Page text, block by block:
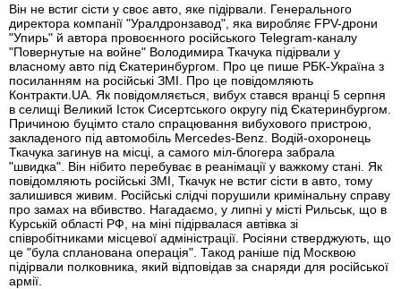
Він не встиг сісти у своє авто, яке підірвали. Генерального
директора компанії "Уралдронзавод", яка виробляє FPV-дрони
"Упирь" й автора провоєнного російського Telegram-каналу
"Повернутые на войне" Володимира Ткачука підірвали у
власному авто під Єкатеринбургом. Про це пише РБК-Україна з
посиланням на російські ЗМІ. Про це повідомляють
Контракти.UA. Як повідомляється, вибух стався вранці 5 серпня
в селищі Великий Істок Сисертського округу під Єкатеринбургом.
Причиною буцімто стало спрацювання вибухового пристрою,
закладеного під автомобіль Mercedes-Benz. Водій-охоронець
Ткачука загинув на місці, а самого міл-блогера забрала
"швидка". Він нібито перебуває в реанімації у важкому стані. Як
повідомляють російські ЗМІ, Ткачук не встиг сісти в авто, тому
залишився живим. Російські слідчі порушили кримінальну справу
про замах на вбивство. Нагадаємо, у липні у місті Рильськ, що в
Курській області РФ, на міні підірвалася автівка зі
співробітниками місцевої адміністрації. Росіяни стверджують, що
це "була спланована операція". Такод раніше під Москвою
підірвали полковника, який відповідав за снаряди для російської
армії.